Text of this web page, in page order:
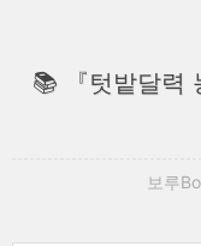
📚 『텃밭달력
보루